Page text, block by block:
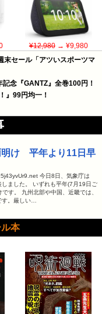
¥12,980→ ¥9,980
末セール「アツいスポーツマ
念『GANTZ』全巻100円！
』99円均一！
明け 平年より11日早
今日8日、気象庁は
しました。 いずれも平年(7月19日ご
す。 九州北部や中国、近畿では、
す。厳しい…
本